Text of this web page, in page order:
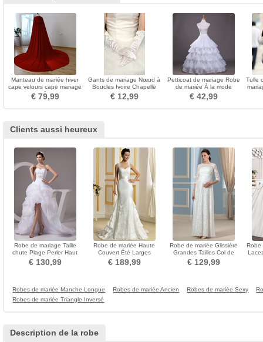
Manteau de mariée hiver
cape velours cape mariage
long châle hiver
€ 79,99
Gants de mariage Nœud à
Boucles Ivoire Chapelle
Spandex Longue
€ 12,99
Petticoat de mariage Robe
de mariée À la mode
Taffetas en polyester
€ 42,99
Tulle
Clients aussi heureux
Robe de mariage Taille
chute Plage Perler Haut
Bas Classique
€ 130,99
Robe de mariée Haute
Couvert Été Larges
Bretelles Chic Longue
€ 189,99
Robe de mariée Glissière
Grandes Tailles Col de
chemise t Plage
€ 129,99
Robe
Robes de mariée Manche Longue Robes de mariée Ancien Robes de mariée Sexy
Robes de mariée Triangle Inversé
Description de la robe